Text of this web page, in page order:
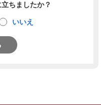
ちましたか？
いいえ